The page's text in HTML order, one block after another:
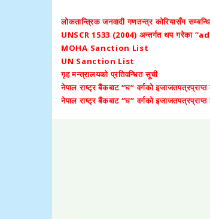
लोकतान्त्रिक जनवादी गणतन्त्र कोरियासँग
UNSCR 1533 (2004) अन्तर्गत थप
MOHA Sanction List
UN Sanction List
गृह मन्त्रालयको प्रतिवन्धित सूची
नेपाल राष्ट्र बैंकबाट “घ” वर्गको इजाजतपत्रप्राप्त
नेपाल राष्ट्र बैंकबाट “घ” वर्गको इजाजतपत्रप्राप्त